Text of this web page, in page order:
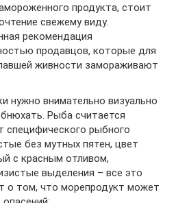
продукта, стоит
свежему виду.
рекомендация
продавцов, которые для
живности замораживают
нужно внимательно визуально
Рыба считается
специфического рыбного
без мутных пятен, цвет
с красным отливом,
выделения – все это
о том, что морепродукт может